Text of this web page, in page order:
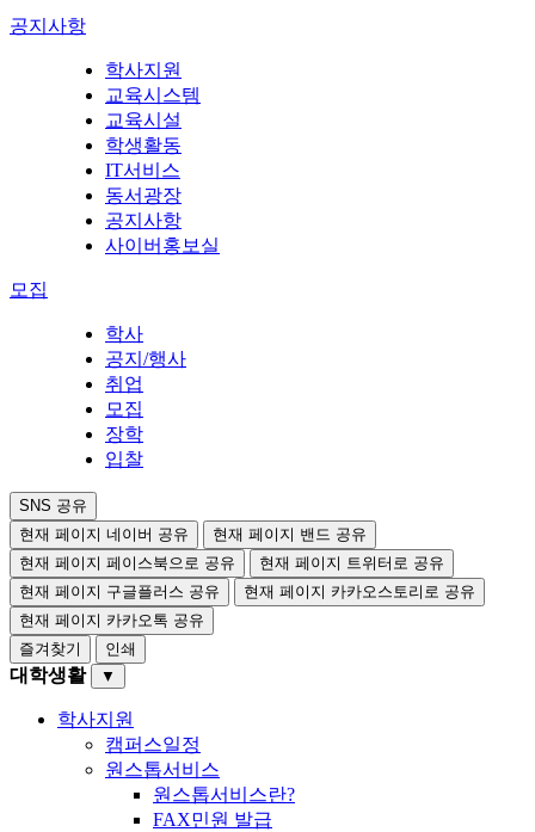
공지사항
학사지원
교육시스템
교육시설
학생활동
IT서비스
동서광장
공지사항
사이버홍보실
모집
학사
공지/행사
취업
모집
장학
입찰
SNS 공유
현재 페이지 네이버 공유
현재 페이지 밴드 공유
현재 페이지 페이스북으로 공유
현재 페이지 트위터로 공유
현재 페이지 구글플러스 공유
현재 페이지 카카오스토리로 공유
현재 페이지 카카오톡 공유
즐겨찾기
인쇄
대학생활 ▼
학사지원
캠퍼스일정
원스톱서비스
원스톱서비스란?
FAX민원 발급